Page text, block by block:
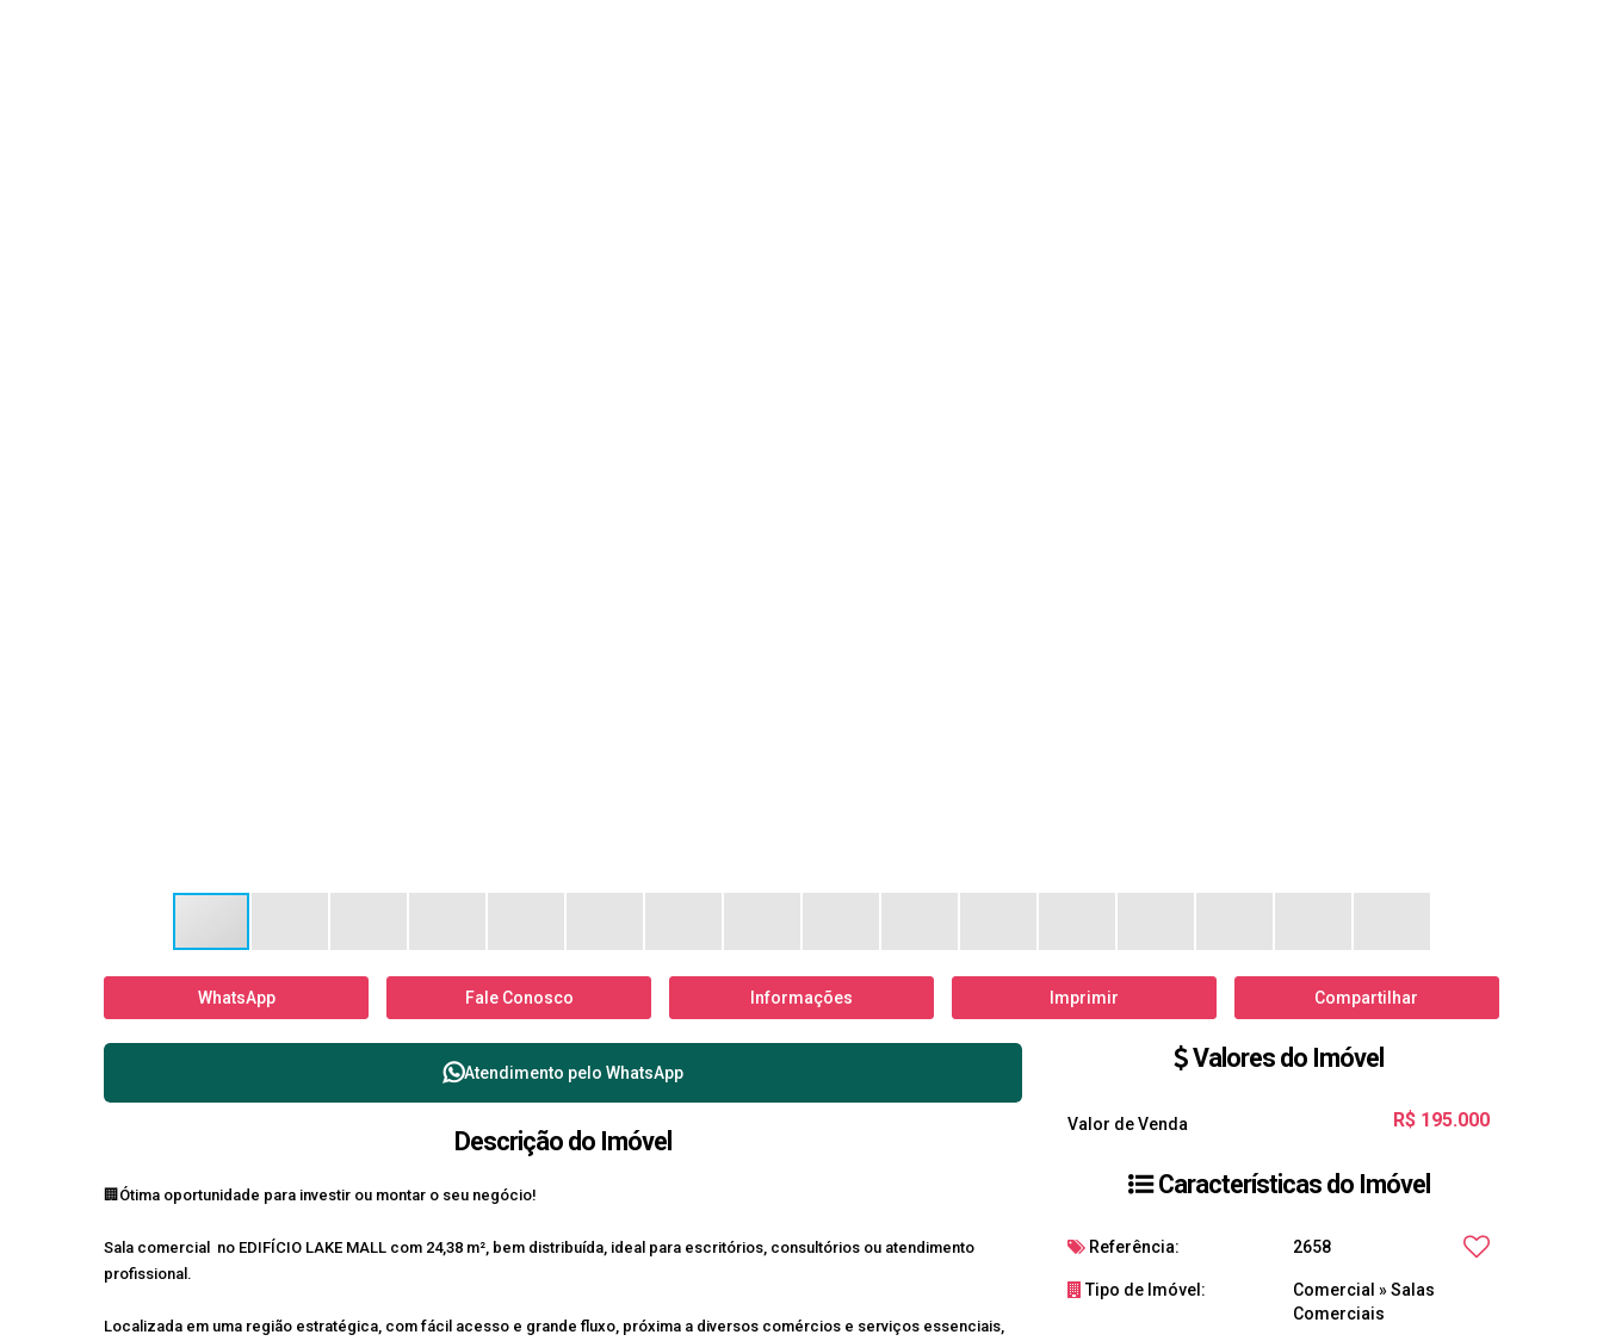
WhatsApp Fale Conosco Informações Imprimir Compartilhar
Atendimento pelo WhatsApp
Descrição do Imóvel
🏢Ótima oportunidade para investir ou montar o seu negócio!
Sala comercial no EDIFÍCIO LAKE MALL com 24,38 m² , bem distribuída, ideal para escritórios, consultórios ou atendimento
profissional.
Localizada em uma região estratégica, com fácil acesso e grande fluxo , próxima a diversos comércios e serviços essenciais,
Valores do Imóvel
R$ 195.000
Valor de Venda
Características do Imóvel
Referência: 2658
Tipo de Imóvel: Comercial »Salas
Comerciais